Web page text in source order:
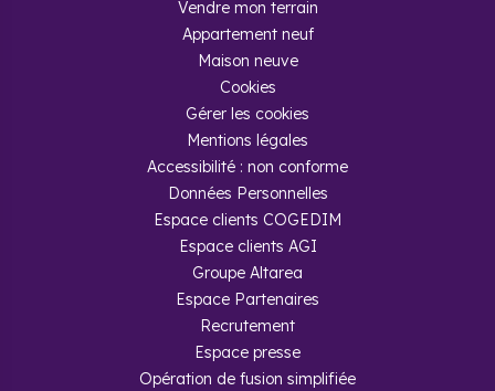
Vendre mon terrain
Appartement neuf
Maison neuve
Cookies
Gérer les cookies
Mentions légales
Accessibilité : non conforme
Données Personnelles
Espace clients COGEDIM
Espace clients AGI
Groupe Altarea
Espace Partenaires
Recrutement
Espace presse
Opération de fusion simplifiée